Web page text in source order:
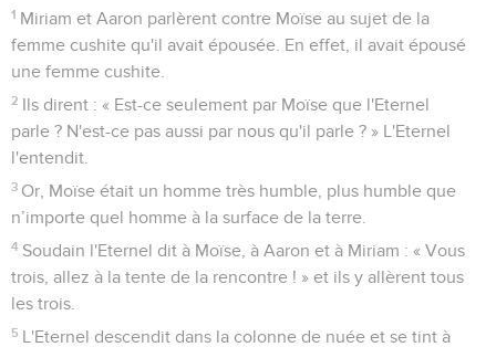
1 Miriam et Aaron parlèrent contre Moïse au sujet de la
femme cushite qu'il avait épousée. En effet, il avait épousé
une femme cushite.
2 Ils dirent : « Est-ce seulement par Moïse que l'Eternel
parle ? N'est-ce pas aussi par nous qu'il parle ? » L'Eternel
l'entendit.
3 Or, Moïse était un homme très humble, plus humble que
n’importe quel homme à la surface de la terre.
4 Soudain l'Eternel dit à Moïse, à Aaron et à Miriam : « Vous
trois, allez à la tente de la rencontre ! » et ils y allèrent tous
les trois.
5 L'Eternel descendit dans la colonne de nuée et se tint à